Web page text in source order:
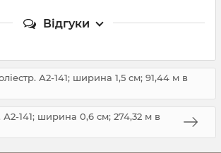
Відгуки
А2-141; ширина 1,5 см; 91,44 м в
А2-141; ширина 0,6 см; 274,32 м в